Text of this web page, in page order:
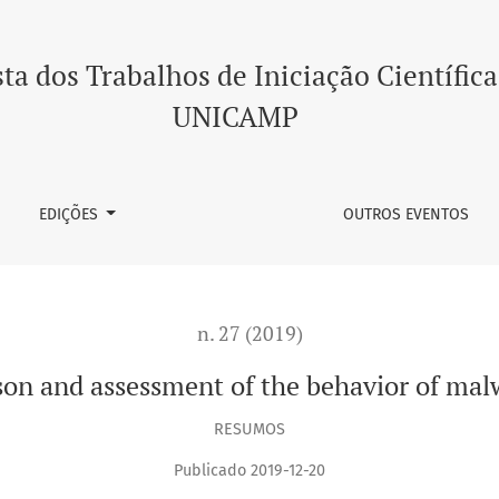
of malware and goodware
dos Trabalhos de Iniciação
UNICAMP
EDIÇÕES OUTROS EVENTOS
n. 27 (2019)
and assessment of the behavior of
RESUMOS
Publicado 2019-12-20